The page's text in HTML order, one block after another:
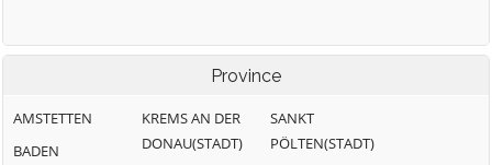
Province
AMSTETTEN
BADEN
KREMS AN DER
DONAU(STADT)
SANKT
PÖLTEN(STADT)